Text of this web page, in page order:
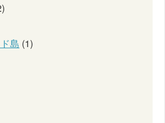
島 (1)